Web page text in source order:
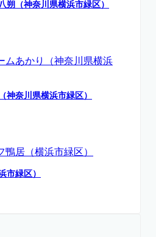
（神奈川県横浜市緑区）
神奈川県横浜市緑区）
市緑区）